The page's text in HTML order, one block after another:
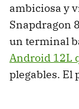
ambiciosa y
Snapdragon
un terminal
Android 12L
plegables. El